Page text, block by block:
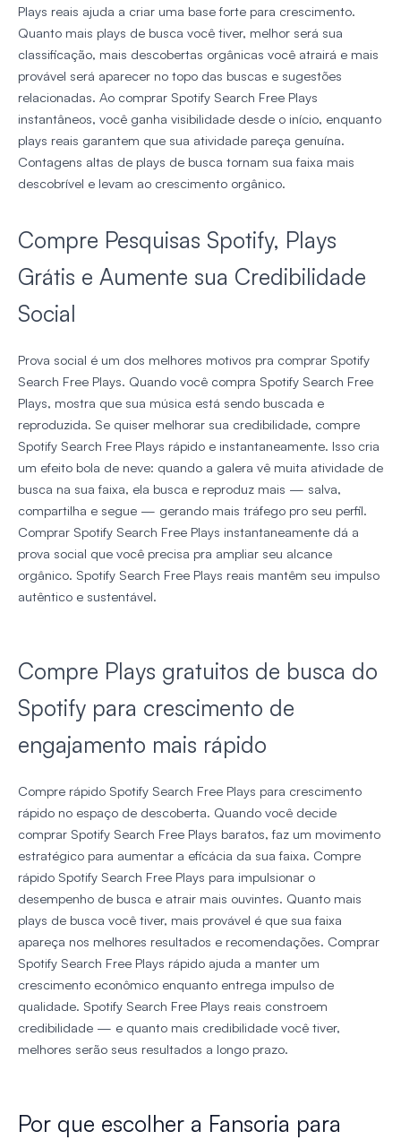
Plays reais ajuda a criar uma base forte para crescimento.
Quanto mais plays de busca você tiver, melhor será sua
classificação, mais descobertas orgânicas você atrairá e mais
provável será aparecer no topo das buscas e sugestões
relacionadas. Ao comprar Spotify Search Free Plays
instantâneos, você ganha visibilidade desde o início, enquanto
plays reais garantem que sua atividade pareça genuína.
Contagens altas de plays de busca tornam sua faixa mais
descobrível e levam ao crescimento orgânico.
Compre Pesquisas Spotify, Plays
Grátis e Aumente sua Credibilidade
Social
Prova social é um dos melhores motivos pra comprar Spotify
Search Free Plays. Quando você compra Spotify Search Free
Plays, mostra que sua música está sendo buscada e
reproduzida. Se quiser melhorar sua credibilidade, compre
Spotify Search Free Plays rápido e instantaneamente. Isso cria
um efeito bola de neve: quando a galera vê muita atividade de
busca na sua faixa, ela busca e reproduz mais — salva,
compartilha e segue — gerando mais tráfego pro seu perfil.
Comprar Spotify Search Free Plays instantaneamente dá a
prova social que você precisa pra ampliar seu alcance
orgânico. Spotify Search Free Plays reais mantêm seu impulso
autêntico e sustentável.
Compre Plays gratuitos de busca do
Spotify para crescimento de
engajamento mais rápido
Compre rápido Spotify Search Free Plays para crescimento
rápido no espaço de descoberta. Quando você decide
comprar Spotify Search Free Plays baratos, faz um movimento
estratégico para aumentar a eficácia da sua faixa. Compre
rápido Spotify Search Free Plays para impulsionar o
desempenho de busca e atrair mais ouvintes. Quanto mais
plays de busca você tiver, mais provável é que sua faixa
apareça nos melhores resultados e recomendações. Comprar
Spotify Search Free Plays rápido ajuda a manter um
crescimento econômico enquanto entrega impulso de
qualidade. Spotify Search Free Plays reais constroem
credibilidade — e quanto mais credibilidade você tiver,
melhores serão seus resultados a longo prazo.
Por que escolher a Fansoria para